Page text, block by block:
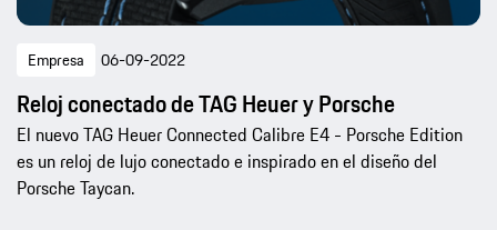
Empresa 06-09-2022
Reloj conectado de TAG Heuer y Porsche
El nuevo TAG Heuer Connected Calibre E4 - Porsche Edition
es un reloj de lujo conectado e inspirado en el diseño del
Porsche Taycan.